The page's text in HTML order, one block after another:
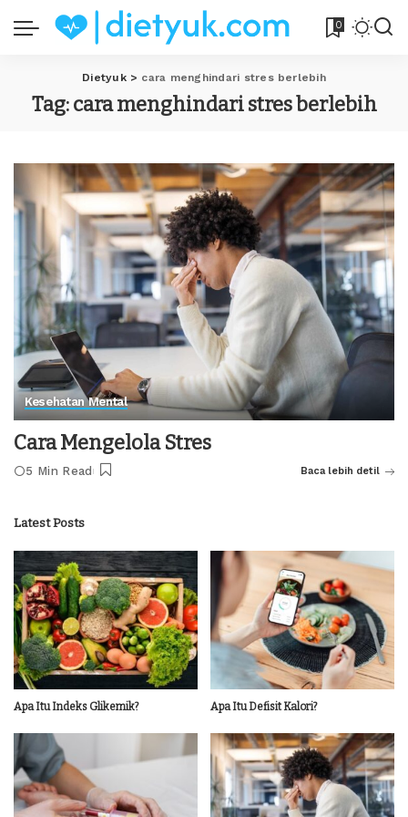
0
Dietyuk> cara menghindari stres berlebih
Tag:cara menghindari stres berlebih
Kesehatan Mental
Cara Mengelola Stres
5 Min Read Baca lebih detil
Latest Posts
Apa Itu Indeks Glikemik? Apa Itu Defisit Kalori?